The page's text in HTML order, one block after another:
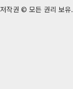
저작권 © 모든 권리 보유.